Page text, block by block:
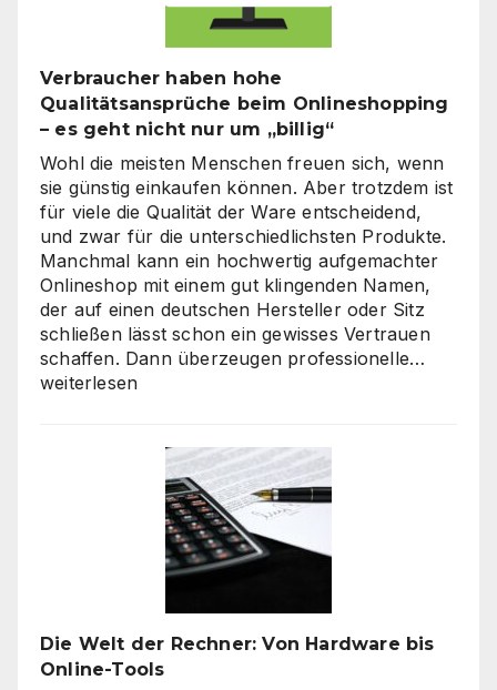
Verbraucher haben hohe
Qualitätsansprüche beim Onlineshopping
– es geht nicht nur um „billig“
Wohl die meisten Menschen freuen sich, wenn
sie günstig einkaufen können. Aber trotzdem ist
für viele die Qualität der Ware entscheidend,
und zwar für die unterschiedlichsten Produkte.
Manchmal kann ein hochwertig aufgemachter
Onlineshop mit einem gut klingenden Namen,
der auf einen deutschen Hersteller oder Sitz
schließen lässt schon ein gewisses Vertrauen
schaffen. Dann überzeugen professionelle…
„billig“
weiterlesen
Die Welt der Rechner: Von Hardware bis
Online-Tools